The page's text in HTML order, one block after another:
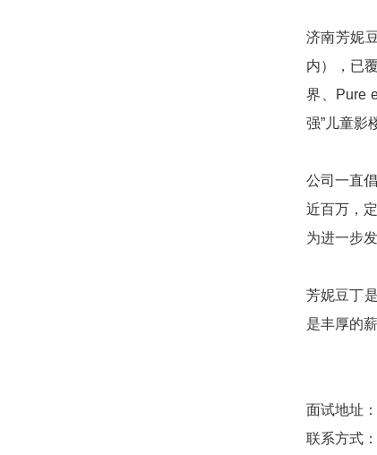
济南芳妮
内），已
界、Pure
强”儿童影
公司一直
近百万，
为进一步
芳妮豆丁
是丰厚的
面试地址：
联系方式